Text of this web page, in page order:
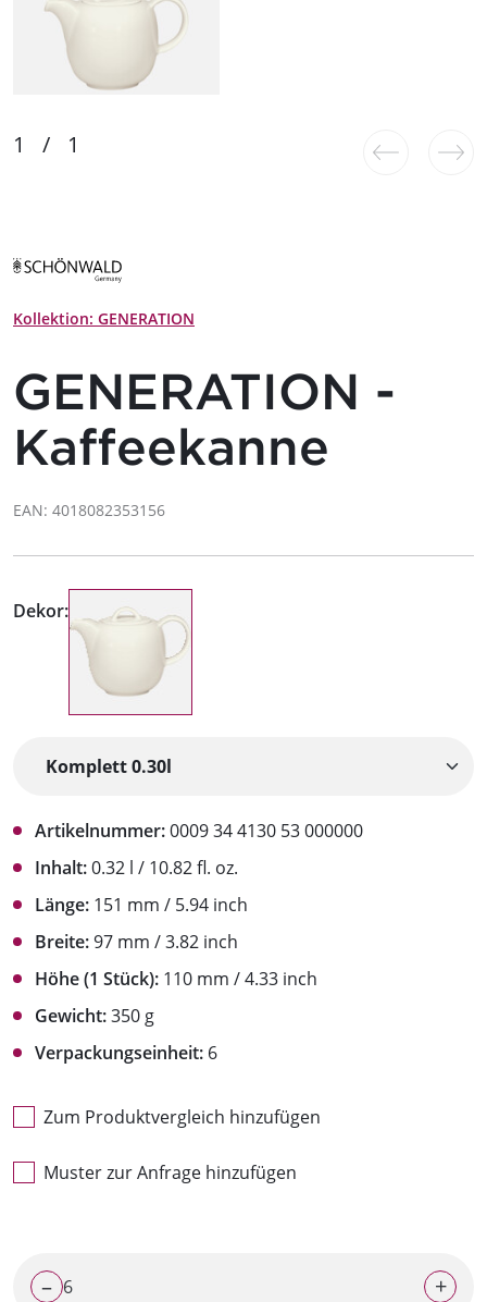
Kollektion: GENERATION
GENERATION -
Kaffeekanne
EAN: 4018082353156
Dekor:
Artikelnummer:0009 34 4130 53 000000
Inhalt:0.32 l / 10.82 fl. oz.
Länge: 151 mm / 5.94 inch
Breite:97 mm / 3.82 inch
Höhe (1 Stück): 110 mm / 4.33 inch
Gewicht:350 g
Verpackungseinheit: 6
Zum Produktvergleich hinzufügen
Muster zur Anfrage hinzufügen
– +